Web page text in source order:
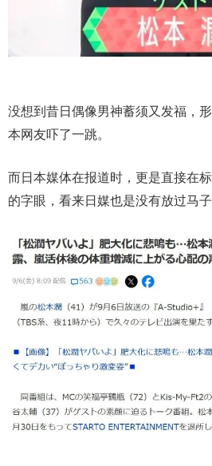
没想到昔日偶像男神蓄须又发福，
本网友吓了一跳。
而日本媒体在报道时，更是直接在
的字眼，看来日媒也是没有放过马子